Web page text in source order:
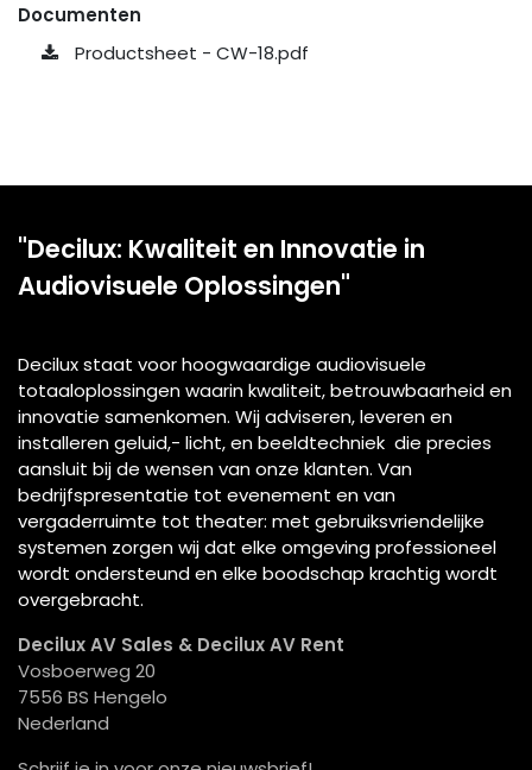
Documenten
Productsheet - CW-18.pdf
"Decilux: Kwaliteit en Innovatie in
Audiovisuele Oplossingen"
Decilux staat voor hoogwaardige audiovisuele
totaaloplossingen waarin kwaliteit, betrouwbaarheid en
innovatie samenkomen. Wij adviseren, leveren en
installeren geluid,- licht, en beeldtechniek die precies
aansluit bij de wensen van onze klanten. Van
bedrijfspresentatie tot evenement en van
vergaderruimte tot theater: met gebruiksvriendelijke
systemen zorgen wij dat elke omgeving professioneel
wordt ondersteund en elke boodschap krachtig wordt
overgebracht.
Decilux AV Sales & Decilux AV Rent
Vosboerweg 20
7556 BS Hengelo
Nederland